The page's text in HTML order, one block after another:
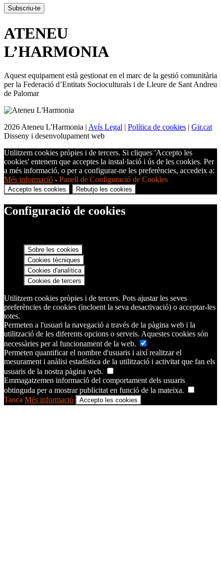
ATENEU
L’HARMONIA
Aquest equipament està gestionat en el marc de la gestió comunitària
per la Federació d’Entitats Socioculturals i de Lleure de Sant Andreu
de Palomar
2026 Ateneu L'Harmonia | Avís Legal | Política de cookies | Gir.cat
Disseny i desenvolupament web
Utilitzem cookies pròpies i de tercers. Si cliques 'Accepto les
cookies' entenem que acceptes la instal·lació i ús de les cookies. Per
a més informació, o per a configurar-ne les preferències, accedeix a:
Més informació - Panell de Configuració de Cookies
Accepto les cookies Rebutjo les cookies
Configuració de cookies
Sobre les cookies
Cookies tècniques
Cookies d'analítica
Cookies de tercers
Utilitzem cookies pròpies i de tercers. Pots ajustar les seves
preferències de cookies (incloent la seva desactivació) o acceptar-les
totes.
Permeten a l'usuari la navegació a través de la pàgina web i la
utilització de les diferents opcions o serveis. Aquestes cookies són
necessàries per al funcionament de la web.
Permeten quantificar el nombre d'usuaris i així realitzar el
mesurament i anàlisi estadística de la utilització i activitat que fan els
usuaris de la nostra pàgina web.
Emmagatzemen informació del comportament dels usuaris
obtinguda per a mostrar publicitat en funció de la mateixa.
Tanca Més informació Accepto les cookies